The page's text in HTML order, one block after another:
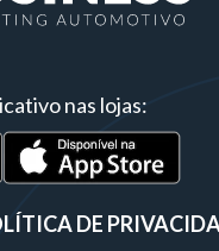
nas lojas:
DE